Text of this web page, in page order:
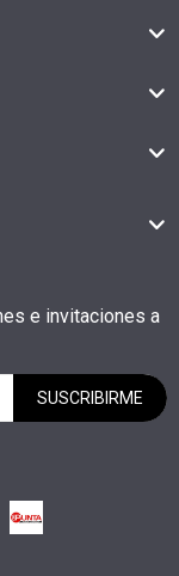
e invitaciones a
SUSCRIBIRME